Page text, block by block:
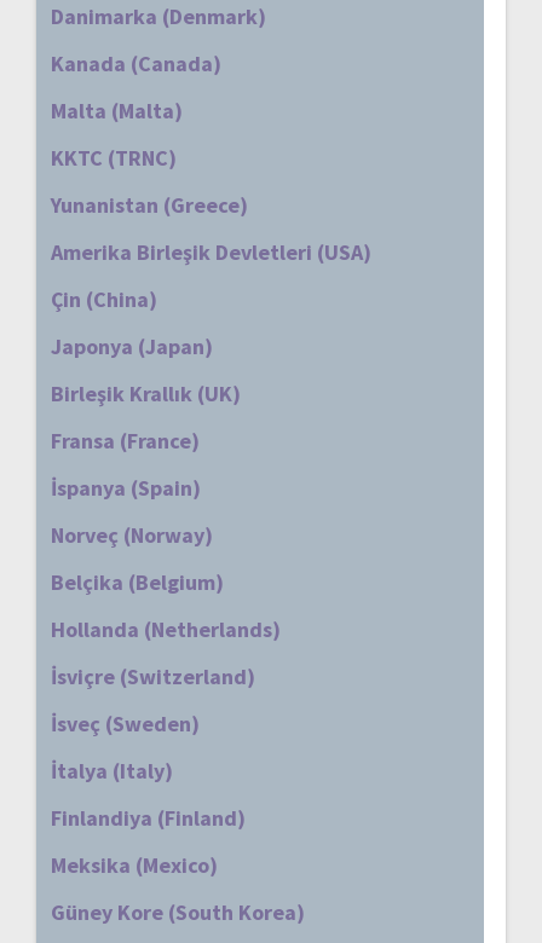
Danimarka (Denmark)
Kanada (Canada)
Malta (Malta)
KKTC (TRNC)
Yunanistan (Greece)
Amerika Birleşik Devletleri (USA)
Çin (China)
Japonya (Japan)
Birleşik Krallık (UK)
Fransa (France)
İspanya (Spain)
Norveç (Norway)
Belçika (Belgium)
Hollanda (Netherlands)
İsviçre (Switzerland)
İsveç (Sweden)
İtalya (Italy)
Finlandiya (Finland)
Meksika (Mexico)
Güney Kore (South Korea)